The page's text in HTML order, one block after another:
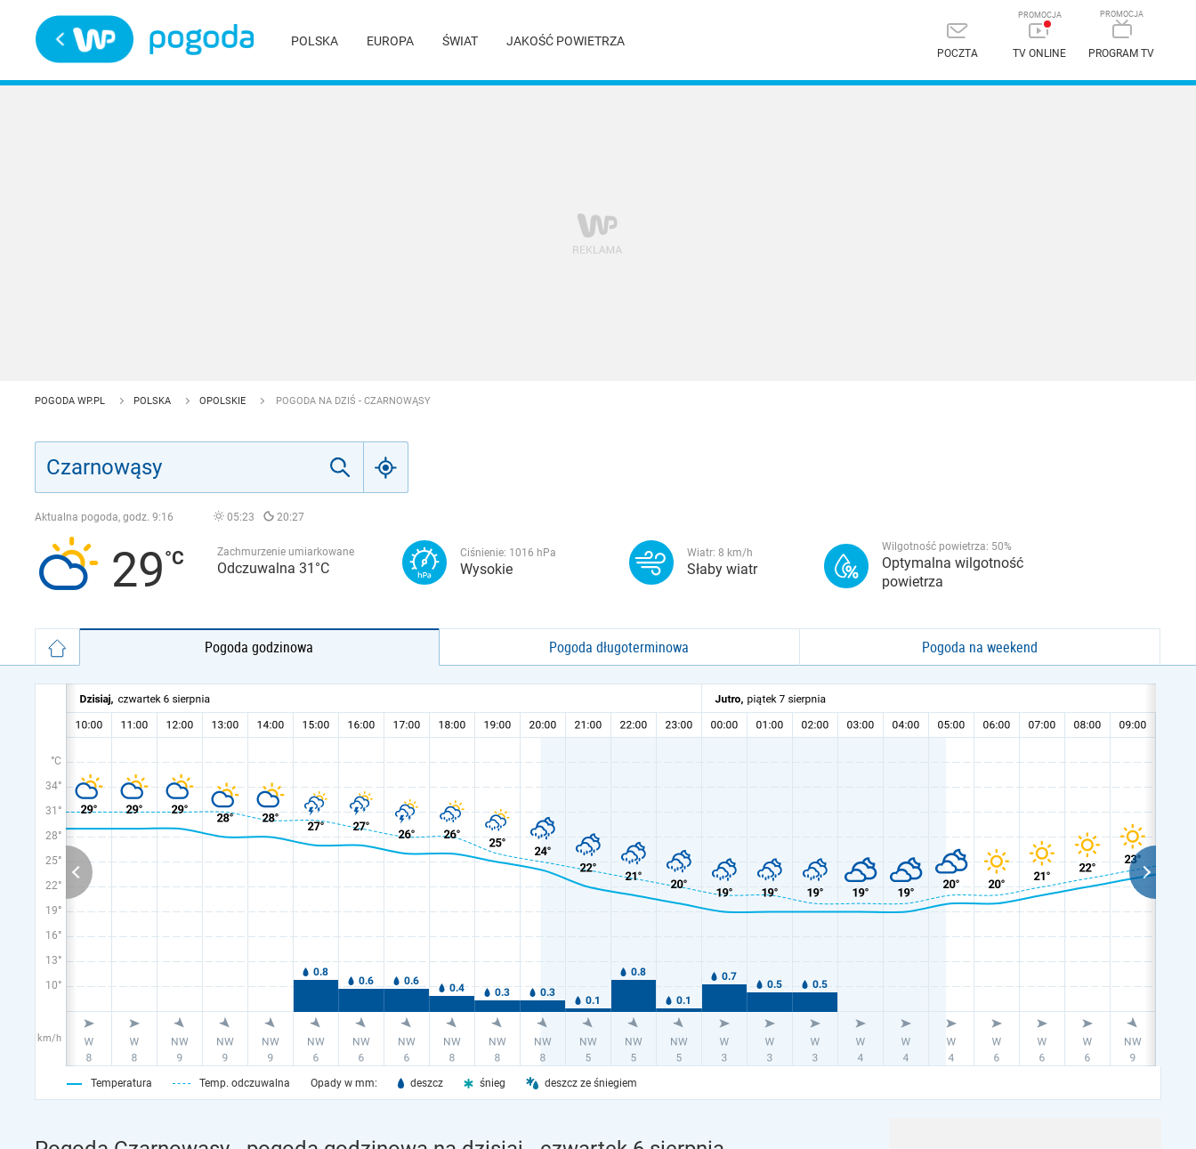
POLSKA EUROPA ŚWIAT JAKOŚĆ POWIETRZA
POCZTA TV ONLINE PROGRAM TV
POGODA WP.PL POLSKA OPOLSKIE POGODA NA DZIŚ - CZARNOWĄSY
Aktualna pogoda, godz. 9:16 05:23 20:27
29 Zachmurzenie umiarkowane
Odczuwalna 31°C
Ciśnienie: 1016 hPa
Wysokie
Wiatr: 8 km/h
Słaby wiatr
Wilgotność powietrza: 50%
Optymalna wilgotność
powietrza
Pogoda godzinowa Pogoda długoterminowa Pogoda na weekend
°C
34°
31°
28°
25°
22°
19°
16°
13°
10°
km/h
Temperatura Temp. odczuwalna Opady w mm: deszcz śnieg deszcz ze śniegiem